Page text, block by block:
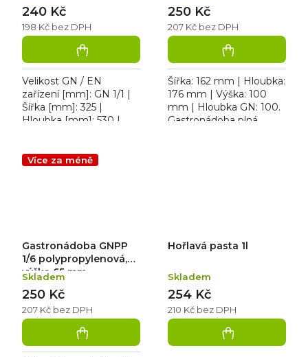
198 Kč bez DPH
240 Kč
Velikost GN / EN
zařízení [mm]: GN 1/1 |
Šířka [mm]: 325 |
Hloubka [mm]: 530 |
207 Kč bez DPH
250 Kč
Šířka: 162 mm | Hloubka:
176 mm | Výška: 100
mm | Hloubka GN: 100.
Gastronádoba plná
Více za méně
Gastronádoba GNPP
1/6 polypropylenová,
výška 65 mm
Skladem
207 Kč bez DPH
250 Kč
Hořlavá pasta 1l
Skladem
210 Kč bez DPH
254 Kč